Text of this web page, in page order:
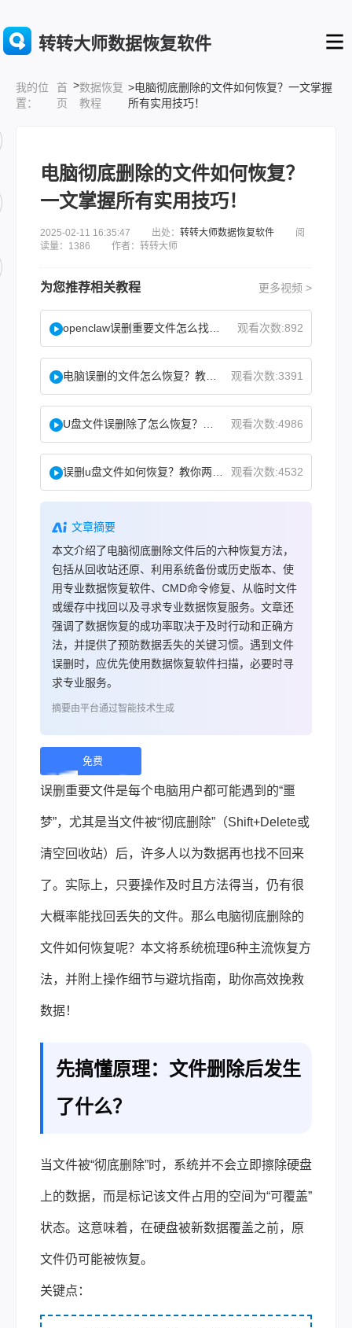
转转大师数据恢复软件
我的位
置：
首
页
>数据恢复
教程
>电脑彻底删除的文件如何恢复？一文掌握
所有实用技巧！
电脑彻底删除的文件如何恢复？
一文掌握所有实用技巧！
2025-02-11 16:35:47 出处： 转转大师数据恢复软件 阅
读量：1386 作者：转转大师
为您推荐相关教程 更多视频 >
观看次数:892
观看次数:3391
观看次数:4986
观看次数:4532
文章摘要
本文介绍了电脑彻底删除文件后的六种恢复方法，
包括从回收站还原、利用系统备份或历史版本、使
用专业数据恢复软件、CMD命令修复、从临时文件
或缓存中找回以及寻求专业数据恢复服务。文章还
强调了数据恢复的成功率取决于及时行动和正确方
法，并提供了预防数据丢失的关键习惯。遇到文件
误删时，应优先使用数据恢复软件扫描，必要时寻
求专业服务。
摘要由平台通过智能技术生成
免费
下
载 |
误删重要文件是每个电脑用户都可能遇到的“噩
梦”，尤其是当文件被“彻底删除”（Shift+Delete或
清空回收站）后，许多人以为数据再也找不回来
了。实际上，只要操作及时且方法得当，仍有很
大概率能找回丢失的文件。那么电脑彻底删除的
文件如何恢复呢？本文将系统梳理6种主流恢复方
法，并附上操作细节与避坑指南，助你高效挽救
数据！
先搞懂原理：文件删除后发生
了什么？
当文件被“彻底删除”时，系统并不会立即擦除硬盘
上的数据，而是标记该文件占用的空间为“可覆盖”
状态。这意味着，在硬盘被新数据覆盖之前，原
文件仍可能被恢复。
关键点：